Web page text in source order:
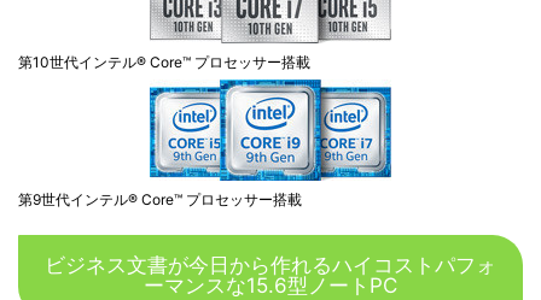
第10世代インテル® Core™ プロセッサー搭載
第9世代インテル® Core™ プロセッサー搭載
ビジネス文書が今日から作れるハイコストパフォ
ーマンスな15.6型ノートPC